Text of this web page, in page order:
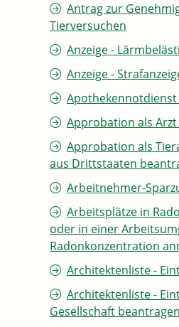
Antrag zur
Tierversuchen
Anzeige -
Anzeige -
Approbation als
Approbation als
aus Drittstaaten
Arbeitnehmer-
Arbeitsplätze in
oder in einer
Radonkonzentration
Architektenliste -
Architektenliste -
Gesellschaft beantragen